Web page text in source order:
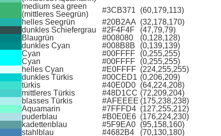
medium sea green
(mittleres Seegrün)
#3CB371
(60,179,113)
helles Seegrün
#20B2AA (32,178,170)
dunkles Schiefergrau
#2F4F4F
(47,79,79)
Blaugrün
#008080
(0,128,128)
dunkles Cyan
#008B8B
(0,139,139)
Cyan
#00FFFF
(0,255,255)
Cyan
#00FFFF
(0,255,255)
helles Cyan
#E0FFFF (224,255,255)
dunkles Türkis
#00CED1 (0,206,209)
türkis
#40E0D0 (64,224,208)
mittleres Türkis
#48D1CC (72,209,204)
blasses Türkis
#AFEEEE (175,238,238)
Aquamarin
#7FFFD4 (127,255,212)
puderblau
#B0E0E6 (176,224,230)
kadettenblau
#5F9EA0 (95,158,160)
stahlblau
#4682B4
(70,130,180)